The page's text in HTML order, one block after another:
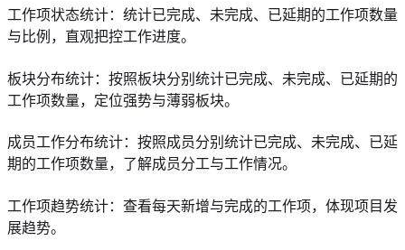
工作项状态统计：统计已完成、未完成、已延期的工作项数量
与比例，直观把控工作进度。
板块分布统计：按照板块分别统计已完成、未完成、已延期的
工作项数量，定位强势与薄弱板块。
成员工作分布统计：按照成员分别统计已完成、未完成、已延
期的工作项数量，了解成员分工与工作情况。
工作项趋势统计：查看每天新增与完成的工作项，体现项目发
展趋势。